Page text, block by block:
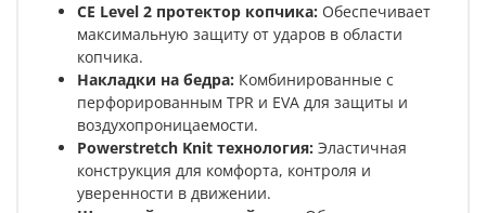
CE Level 2 протектор копчика: Обеспечивает
максимальную защиту от ударов в области
копчика.
Накладки на бедра: Комбинированные с
перфорированным TPR и EVA для защиты и
воздухопроницаемости.
Powerstretch Knit технология: Эластичная
конструкция для комфорта, контроля и
уверенности в движении.